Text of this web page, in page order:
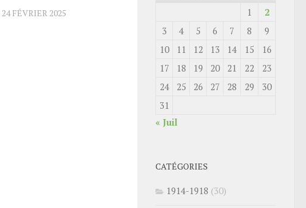
24 FÉVRIER 2025
1
2
3
4 5 6 7 8
9
10
11 12 13 14 15
16
17
18 19 20 21 22
23
24
25 26 27 28 29
30
31
« Juil
CATÉGORIES
1914-1918 (30)